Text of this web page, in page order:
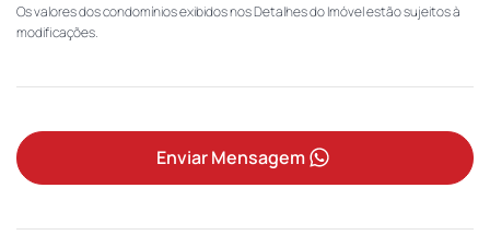
Os valores dos condomínios exibidos nos Detalhes do Imóvel estão sujeitos à
modificações.
Enviar Mensagem